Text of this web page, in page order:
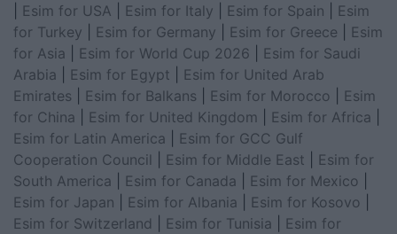
Esim for USA Esim for Italy Esim for Spain
Esim
for Turkey
Esim for Germany Esim for Greece
Esim
for Asia
Esim for World Cup 2026
Esim for Saudi
Arabia
Esim for Egypt
Esim for United Arab
Emirates
Esim for Balkans Esim for Morocco
Esim
for China
Esim for United Kingdom Esim for Africa
Esim for Latin America
Esim for GCC Gulf
Cooperation Council
Esim for Middle East
Esim for
South America
Esim for Canada Esim for Mexico
Esim for Japan
Esim for Albania Esim for Kosovo
Esim for Switzerland
Esim for Tunisia
Esim for